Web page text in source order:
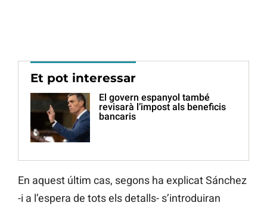
Et pot interessar
El govern espanyol també
revisarà l’impost als beneficis
bancaris
En aquest últim cas, segons ha explicat Sánchez
-i a l’espera de tots els detalls- s’introduiran